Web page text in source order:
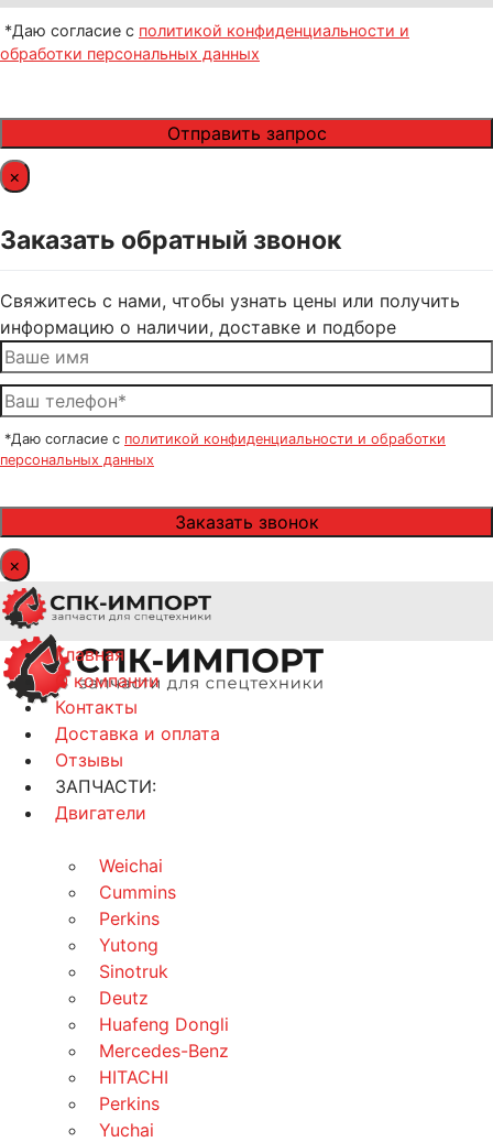
*Даю согласие с политикой конфиденциальности и
обработки персональных данных
×
Заказать обратный звонок
Свяжитесь с нами, чтобы узнать цены или получить
информацию о наличии, доставке и подборе
*Даю согласие с политикой конфиденциальности и обработки
персональных данных
×
Главная
О компании
Контакты
Доставка и оплата
Отзывы
ЗАПЧАСТИ:
Двигатели
Weichai
Cummins
Perkins
Yutong
Sinotruk
Deutz
Huafeng Dongli
Mercedes-Benz
HITACHI
Perkins
Yuchai